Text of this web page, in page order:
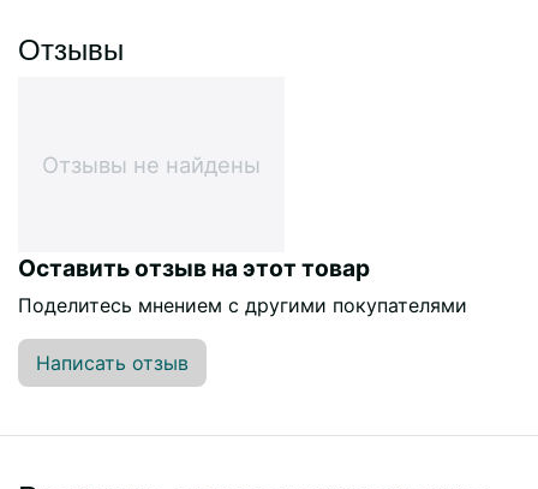
Отзывы
Отзывы не найдены
Оставить отзыв на этот товар
Поделитесь мнением с другими покупателями
Написать отзыв